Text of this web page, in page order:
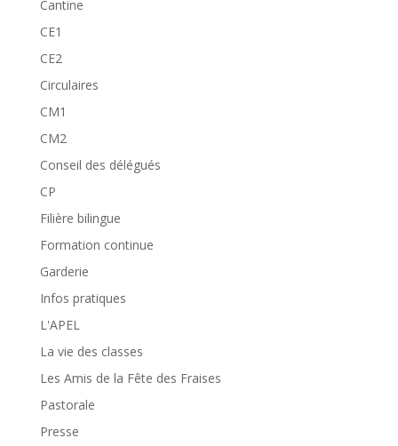
Cantine
CE1
CE2
Circulaires
CM1
CM2
Conseil des délégués
CP
Filière bilingue
Formation continue
Garderie
Infos pratiques
L'APEL
La vie des classes
Les Amis de la Fête des Fraises
Pastorale
Presse